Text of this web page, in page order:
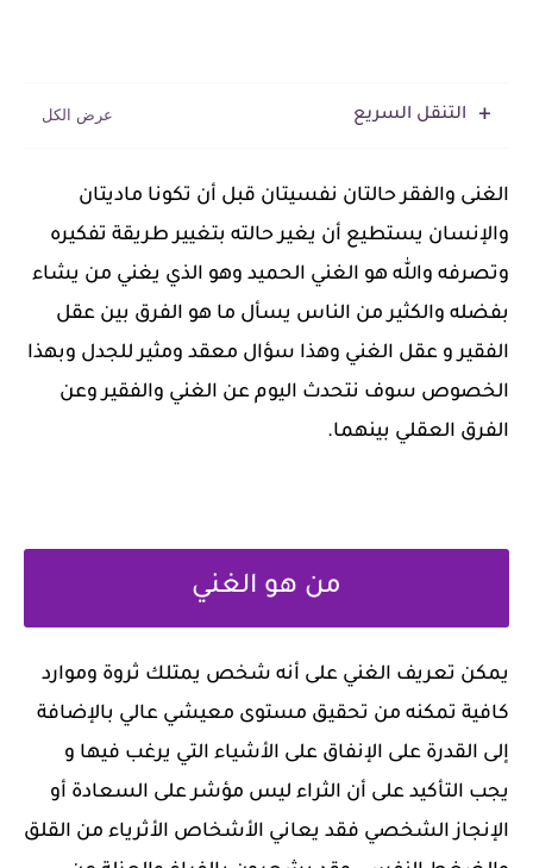
التنقل السريع
الغنى والفقر حالتان نفسيتان قبل أن تكونا ماديتان
والإنسان يستطيع أن يغير حالته بتغيير طريقة تفكيره
وتصرفه والله هو الغني الحميد وهو الذي يغني من يشاء
بفضله والكثير من الناس يسأل ما هو الفرق بين عقل
الفقير و عقل الغني وهذا سؤال معقد ومثير للجدل وبهذا
الخصوص سوف نتحدث اليوم عن الغني والفقير وعن
الفرق العقلي بينهما.
من هو الغني
يمكن تعريف الغني على أنه شخص يمتلك ثروة وموارد
كافية تمكنه من تحقيق مستوى معيشي عالي بالإضافة
إلى القدرة على الإنفاق على الأشياء التي يرغب فيها و
يجب التأكيد على أن الثراء ليس مؤشر على السعادة أو
الإنجاز الشخصي فقد يعاني الأشخاص الأثرياء من القلق